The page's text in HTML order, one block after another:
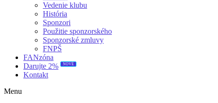
Vedenie klubu
História
Sponzori
Použitie sponzorského
Sponzorské zmluvy
FNPŠ
FANzóna
Darujte 2%
NOVÉ
Kontakt
Menu